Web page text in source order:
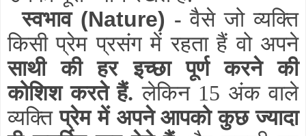
स्वभाव (Nature) - वैसे जो व्यक्ति
किसी प्रेम प्रसंग में रहता हैं वो अपने
साथी की हर इच्छा पूर्ण करने की
कोशिश करते हैं. लेकिन 15 अंक वाले
व्यक्तिप्रेम में अपने आपको कुछ ज्यादा